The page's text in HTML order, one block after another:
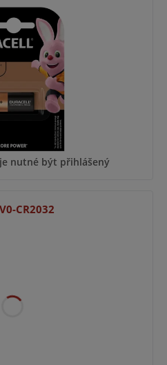
nutné být přihlášený
CR2032